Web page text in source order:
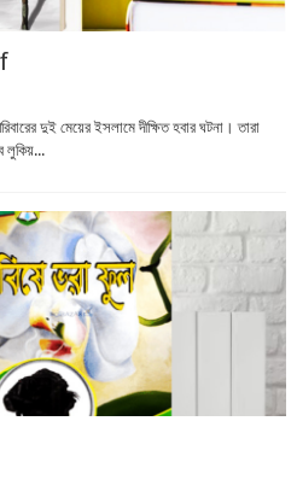
দুই মেয়ের ইসলামে দীক্ষিত হবার ঘটনা। তারা
লুকিয়...